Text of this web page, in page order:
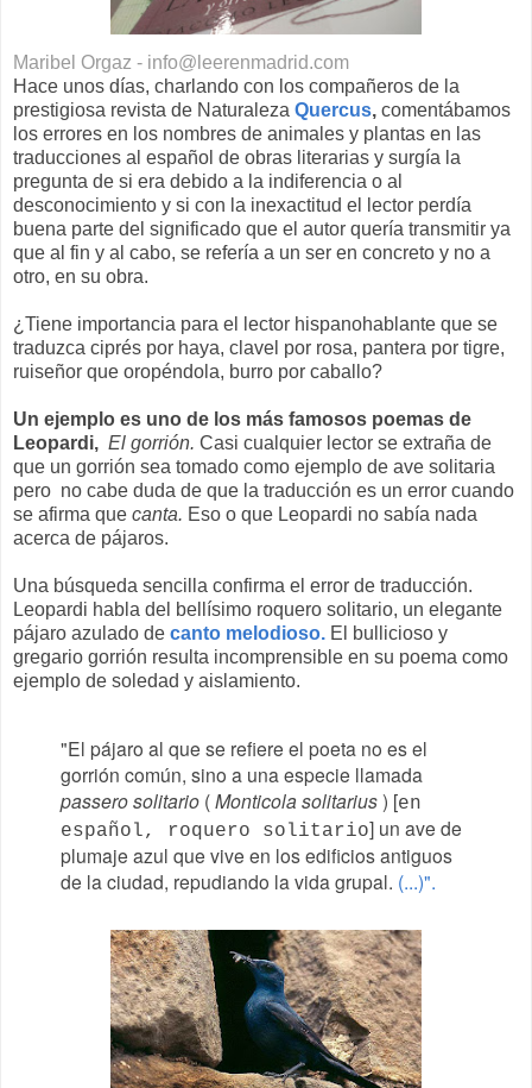
Maribel Orgaz - info@leerenmadrid.com
Hace unos días, charlando con los compañeros de la
prestigiosa revista de Naturaleza Quercus, comentábamos
los errores en los nombres de animales y plantas en las
traducciones al español de obras literarias y surgía la
pregunta de si era debido a la indiferencia o al
desconocimiento y si con la inexactitud el lector perdía
buena parte del significado que el autor quería transmitir ya
que al fin y al cabo, se refería a un ser en concreto y no a
otro, en su obra.
¿Tiene importancia para el lector hispanohablante que se
traduzca ciprés por haya, clavel por rosa, pantera por tigre,
ruiseñor que oropéndola, burro por caballo?
Un ejemplo es uno de los más famosos poemas de
Leopardi, El gorrión. Casi cualquier lector se extraña de
que un gorrión sea tomado como ejemplo de ave solitaria
pero no cabe duda de que la traducción es un error cuando
se afirma que canta. Eso o que Leopardi no sabía nada
acerca de pájaros.
Una búsqueda sencilla confirma el error de traducción.
Leopardi habla del bellísimo roquero solitario, un elegante
pájaro azulado de canto melodioso. El bullicioso y
gregario gorrión resulta incomprensible en su poema como
ejemplo de soledad y aislamiento.
"El pájaro al que se refiere el poeta no es el
gorrión común, sino a una especie llamada
passero solitario (Monticola solitarius) [en
español, roquero solitario] un ave de
plumaje azul que vive en los edificios antiguos
de la ciudad, repudiando la vida grupal. (...)".